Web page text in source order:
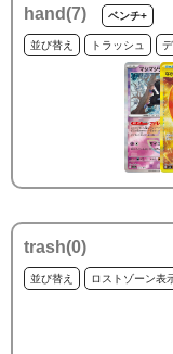
hand(7) ベンチ+
並び替え トラッシュ
trash(0)
並び替え ロストゾーン表